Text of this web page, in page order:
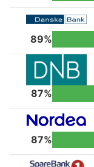
89%
87%
87%